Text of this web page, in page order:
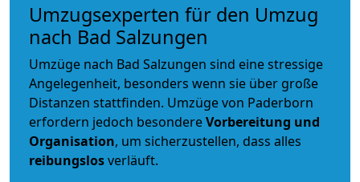
Umzugsexperten für den Umzug
nach Bad Salzungen
Umzüge nach Bad Salzungen sind eine stressige
Angelegenheit, besonders wenn sie über große
Distanzen stattfinden. Umzüge von Paderborn
erfordern jedoch besondereVorbereitung und
Organisation, um sicherzustellen, dass alles
reibungslosverläuft.